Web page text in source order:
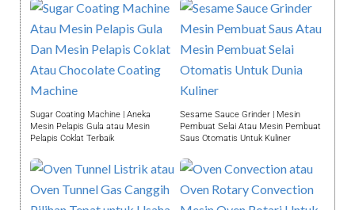
Sugar Coating Machine | Aneka
Mesin Pelapis Gula atau Mesin
Pelapis Coklat Terbaik
Sesame Sauce Grinder | Mesin
Pembuat Selai Atau Mesin Pembuat
Saus Otomatis Untuk Kuliner